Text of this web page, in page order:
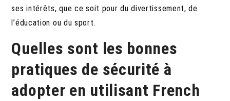
ses intérêts, que ce soit pour du divertissement, de
l’éducation ou du sport.
Quelles sont les bonnes
pratiques de sécurité à
adopter en utilisant French